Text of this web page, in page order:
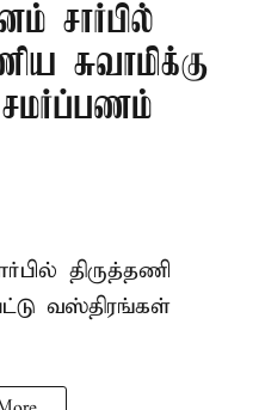
சார்பில்
சுவாமிக்கு
திருத்தணி
வஸ்திரங்கள்